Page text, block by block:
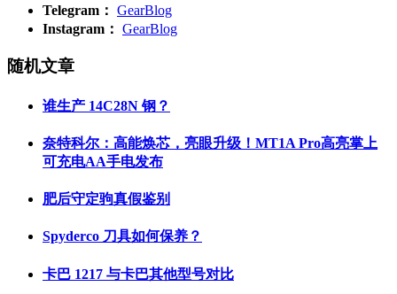
Telegram： GearBlog
Instagram： GearBlog
随机文章
谁生产 14C28N 钢？
奈特科尔：高能焕芯，亮眼升级！MT1A Pro高亮掌上
可充电AA手电发布
肥后守定驹真假鉴别
Spyderco 刀具如何保养？
卡巴 1217 与卡巴其他型号对比